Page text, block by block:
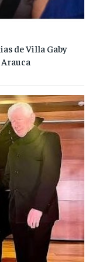
de Villa Gaby